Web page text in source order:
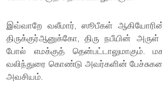
இவ்வாறே வலீமார், ஸூபீகள் ஆகியோரின்
திருக்குர்ஆனுக்கோ, திரு நபீயின்
போல் எமக்குத் தென்பட்டாலுமாகும்.
வலிந்துரை கொண்டு அவர்களின்
அவசியம்.